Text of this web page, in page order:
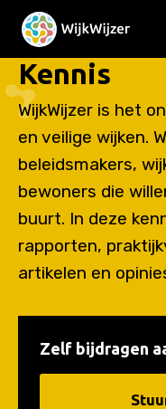
Kennis
WijkWijzer is het
en veilige wijken.
beleidsmakers,
bewoners die
buurt. In deze
rapporten,
artikelen en
Zelf bijdragen